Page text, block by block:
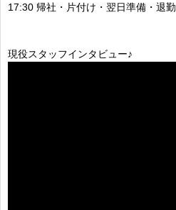
17:30 帰社・片付け・翌日準備・退勤
現役スタッフインタビュー♪